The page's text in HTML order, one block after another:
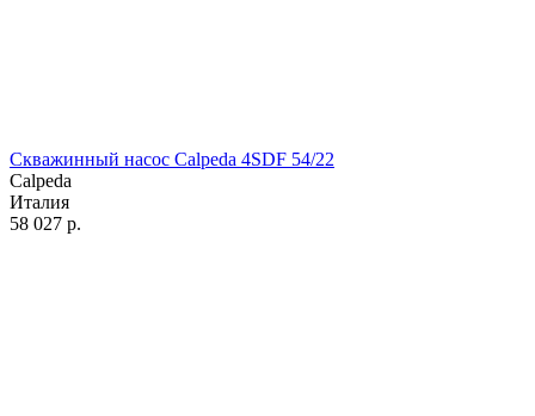
Скважинный насос Calpeda 4SDF 54/22
Calpeda
Италия
58 027 р.